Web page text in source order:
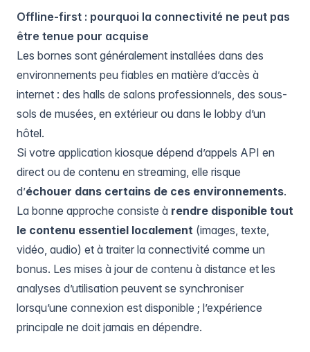
Offline-first : pourquoi la connectivité ne peut pas
être tenue pour acquise
Les bornes sont généralement installées dans des
environnements peu fiables en matière d’accès à
internet : des halls de salons professionnels, des sous-
sols de musées, en extérieur ou dans le lobby d’un
hôtel.
Si votre application kiosque dépend d’appels API en
direct ou de contenu en streaming, elle risque
d’échouer dans certains de ces environnements.
La bonne approche consiste à rendre disponible tout
le contenu essentiel localement (images, texte,
vidéo, audio) et à traiter la connectivité comme un
bonus. Les mises à jour de contenu à distance et les
analyses d’utilisation peuvent se synchroniser
lorsqu’une connexion est disponible ; l’expérience
principale ne doit jamais en dépendre.